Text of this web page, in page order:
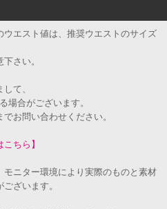
エスト値は、推奨ウエストのサイズ
さい。
て、
場合がございます。
お問い合わせください。
ちら】
ニター環境により実際のものと素材
ざいます。